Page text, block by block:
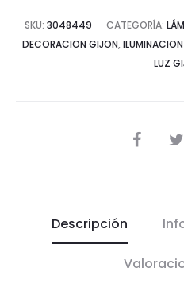
SKU: 3048449 CATEGORÍA:
DECORACION GIJON,
LUZ
COMPARTIR
Descripción